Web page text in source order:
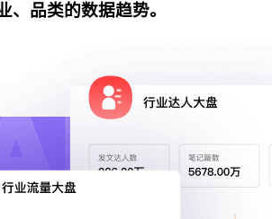
、品类的数据趋势。